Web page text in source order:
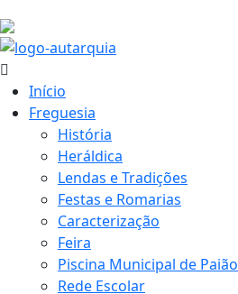
Início
Freguesia
História
Heráldica
Lendas e Tradições
Festas e Romarias
Caracterização
Feira
Piscina Municipal de Paião
Rede Escolar